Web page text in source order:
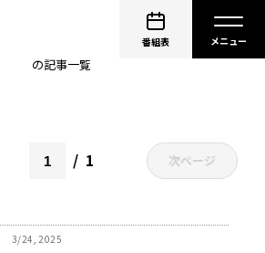
番組表
の記事一覧
1 次ページ
3/24, 2025